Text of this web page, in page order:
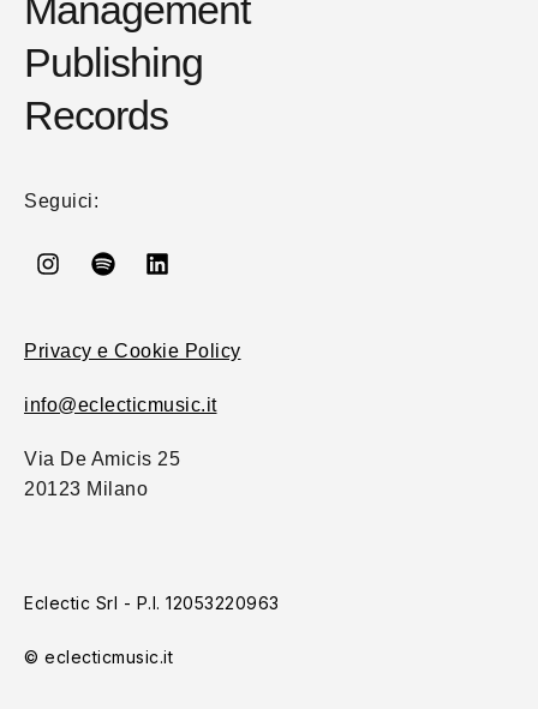
Management
Publishing
Records
Seguici:
Privacy e Cookie Policy
info@eclecticmusic.it
Via De Amicis 25
20123 Milano
Eclectic Srl - P.I. 12053220963
© eclecticmusic.it